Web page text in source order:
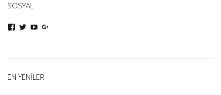
SOSYAL
iphoneturka
profilini
iphoneturka
profilini
iphoneturka
profiliniprofilini
EN YENILER